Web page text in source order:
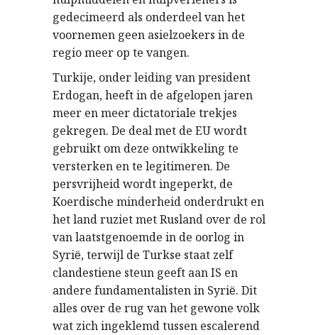
gedecimeerd als onderdeel van het
voornemen geen asielzoekers in de
regio meer op te vangen.
Turkije, onder leiding van president
Erdogan, heeft in de afgelopen jaren
meer en meer dictatoriale trekjes
gekregen. De deal met de EU wordt
gebruikt om deze ontwikkeling te
versterken en te legitimeren. De
persvrijheid wordt ingeperkt, de
Koerdische minderheid onderdrukt en
het land ruziet met Rusland over de rol
van laatstgenoemde in de oorlog in
Syrië, terwijl de Turkse staat zelf
clandestiene steun geeft aan IS en
andere fundamentalisten in Syrië. Dit
alles over de rug van het gewone volk
wat zich ingeklemd tussen escalerend